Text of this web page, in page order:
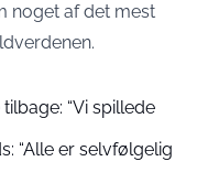
noget af det mest
“Vi spillede
“Alle er selvfølgelig